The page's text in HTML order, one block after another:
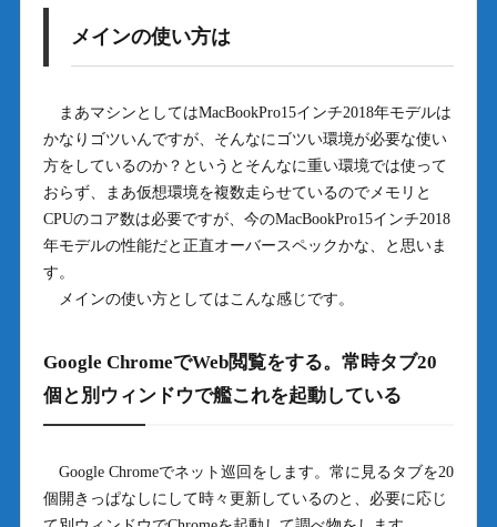
メインの使い方は
まあマシンとしてはMacBookPro15インチ2018年モデルは
かなりゴツいんですが、そんなにゴツい環境が必要な使い
方をしているのか？というとそんなに重い環境では使って
おらず、まあ仮想環境を複数走らせているのでメモリと
CPUのコア数は必要ですが、今のMacBookPro15インチ2018
年モデルの性能だと正直オーバースペックかな、と思いま
す。
メインの使い方としてはこんな感じです。
Google ChromeでWeb閲覧をする。常時タブ20
個と別ウィンドウで艦これを起動している
Google Chromeでネット巡回をします。常に見るタブを20
個開きっぱなしにして時々更新しているのと、必要に応じ